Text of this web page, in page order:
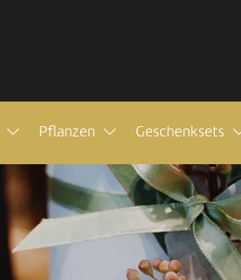
Pflanzen Geschenksets